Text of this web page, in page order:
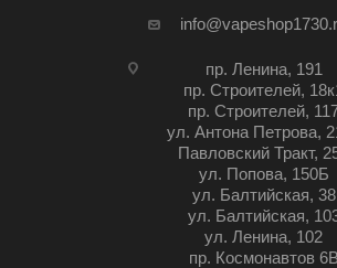
пр. Ленина, 191
пр. Строителей,
пр. Строителей,
ул. Антона Петрова,
Павловский Тракт,
ул. Попова, 150Б
ул. Балтийская, 38
ул. Балтийская,
ул. Ленина, 102
пр. Космонавтов 6В